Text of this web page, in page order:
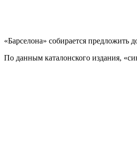
«Барселона» собирается предложить
По данным каталонского издания,